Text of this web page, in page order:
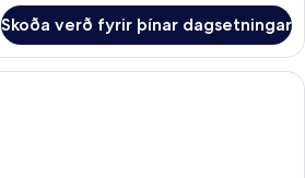
Skoða verð fyrir þínar dagsetningar
Svíta (Honeymoon) | Ókeypis